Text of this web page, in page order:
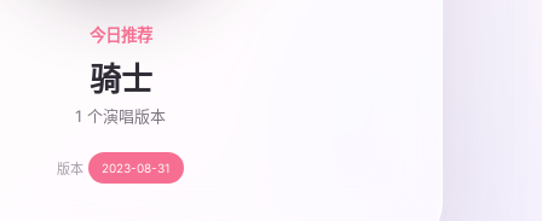
今日推荐
骑士
1 个演唱版本
版本 2023-08-31